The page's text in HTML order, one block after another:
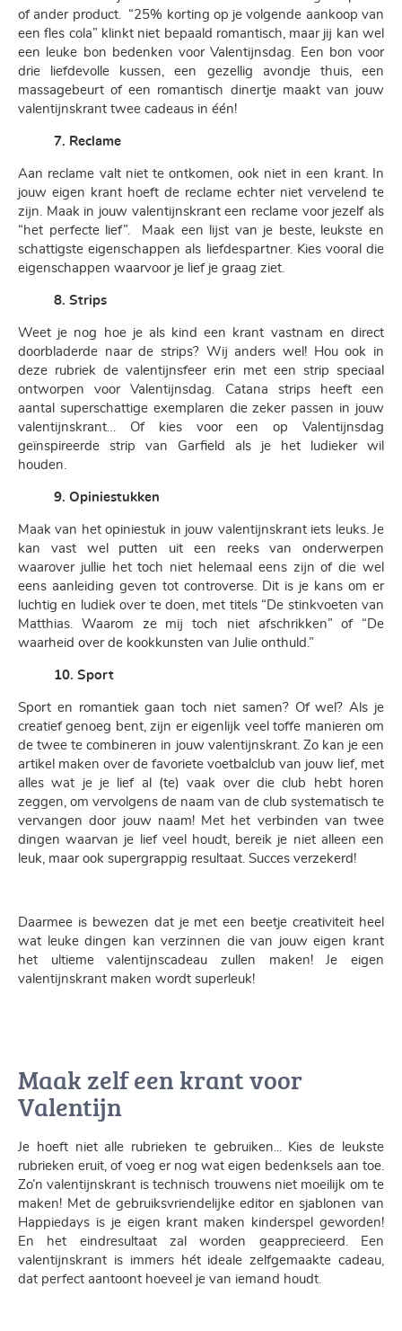
of ander product. “25% korting op je volgende aankoop van
een fles cola” klinkt niet bepaald romantisch, maar jij kan wel
een leuke bon bedenken voor Valentijnsdag. Een bon voor
drie liefdevolle kussen, een gezellig avondje thuis, een
massagebeurt of een romantisch dinertje maakt van jouw
valentijnskrant twee cadeaus in één!
7. Reclame
Aan reclame valt niet te ontkomen, ook niet in een krant. In
jouw eigen krant hoeft de reclame echter niet vervelend te
zijn. Maak in jouw valentijnskrant een reclame voor jezelf als
“het perfecte lief”. Maak een lijst van je beste, leukste en
schattigste eigenschappen als liefdespartner. Kies vooral die
eigenschappen waarvoor je lief je graag ziet.
8. Strips
Weet je nog hoe je als kind een krant vastnam en direct
doorbladerde naar de strips? Wij anders wel! Hou ook in
deze rubriek de valentijnsfeer erin met een strip speciaal
ontworpen voor Valentijnsdag. Catana strips heeft een
aantal superschattige exemplaren die zeker passen in jouw
valentijnskrant… Of kies voor een op Valentijnsdag
geïnspireerde strip van Garfield als je het ludieker wil
houden.
9. Opiniestukken
Maak van het opiniestuk in jouw valentijnskrant iets leuks. Je
kan vast wel putten uit een reeks van onderwerpen
waarover jullie het toch niet helemaal eens zijn of die wel
eens aanleiding geven tot controverse. Dit is je kans om er
luchtig en ludiek over te doen, met titels “De stinkvoeten van
Matthias. Waarom ze mij toch niet afschrikken” of “De
waarheid over de kookkunsten van Julie onthuld.”
10. Sport
Sport en romantiek gaan toch niet samen? Of wel? Als je
creatief genoeg bent, zijn er eigenlijk veel toffe manieren om
de twee te combineren in jouw valentijnskrant. Zo kan je een
artikel maken over de favoriete voetbalclub van jouw lief, met
alles wat je je lief al (te) vaak over die club hebt horen
zeggen, om vervolgens de naam van de club systematisch te
vervangen door jouw naam! Met het verbinden van twee
dingen waarvan je lief veel houdt, bereik je niet alleen een
leuk, maar ook supergrappig resultaat. Succes verzekerd!
Daarmee is bewezen dat je met een beetje creativiteit heel
wat leuke dingen kan verzinnen die van jouw eigen krant
het ultieme valentijnscadeau zullen maken! Je eigen
valentijnskrant maken wordt superleuk!
Maak zelf een krant voor
Valentijn
Je hoeft niet alle rubrieken te gebruiken... Kies de leukste
rubrieken eruit, of voeg er nog wat eigen bedenksels aan toe.
Zo’n valentijnskrant is technisch trouwens niet moeilijk om te
maken! Met de gebruiksvriendelijke editor en sjablonen van
Happiedays is je eigen krant maken kinderspel geworden!
En het eindresultaat zal worden geapprecieerd. Een
valentijnskrant is immers hét ideale zelfgemaakte cadeau,
dat perfect aantoont hoeveel je van iemand houdt.